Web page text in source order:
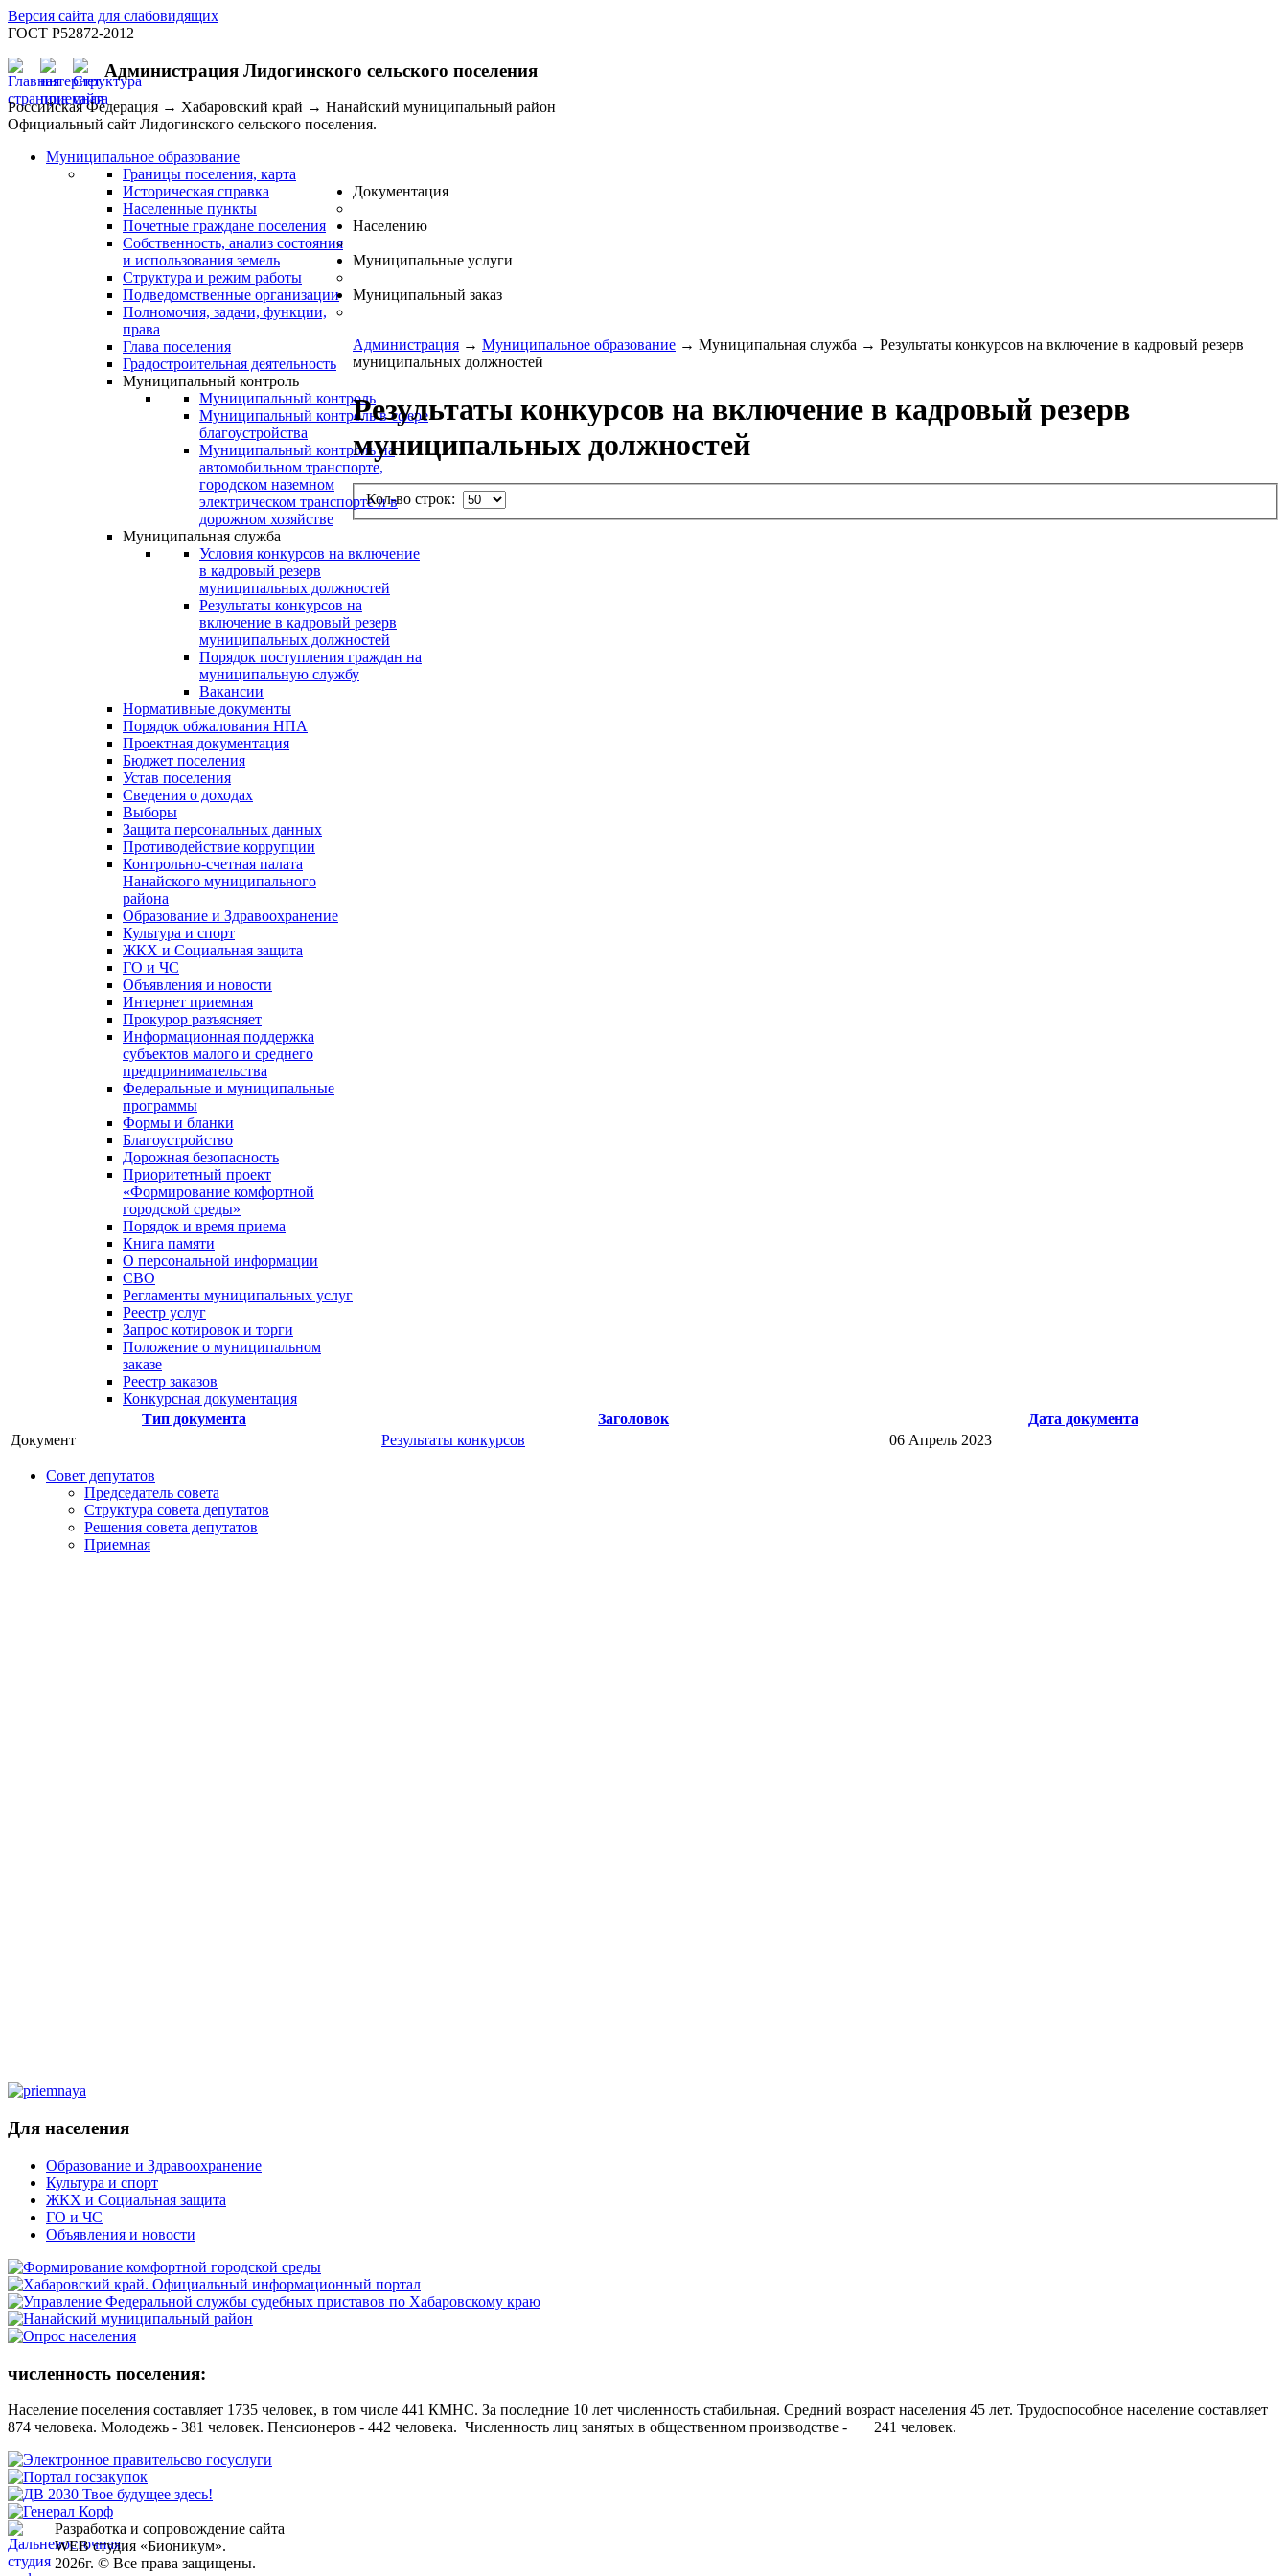
Версия сайта для слабовидящих
ГОСТ Р52872-2012
Администрация Лидогинского сельского поселения
Российская Федерация → Хабаровский край → Нанайский муниципальный район
Официальный сайт Лидогинского сельского поселения.
Муниципальное образование
Границы поселения, карта
Историческая справка
Населенные пункты
Почетные граждане поселения
Собственность, анализ состояния
и использования земель
Структура и режим работы
Подведомственные организации
Полномочия, задачи, функции,
права
Глава поселения
Градостроительная деятельность
Муниципальный контроль
Муниципальный контроль
Муниципальный контроль в сфере
благоустройства
Муниципальный контроль на
автомобильном транспорте,
городском наземном
электрическом транспорте и в
дорожном хозяйстве
Муниципальная служба
Условия конкурсов на включение
в кадровый резерв
муниципальных должностей
Результаты конкурсов на
включение в кадровый резерв
муниципальных должностей
Порядок поступления граждан на
муниципальную службу
Вакансии
Документация
Нормативные документы
Порядок обжалования НПА
Проектная документация
Бюджет поселения
Устав поселения
Сведения о доходах
Выборы
Защита персональных данных
Противодействие коррупции
Контрольно-счетная палата
Нанайского муниципального
района
Населению
Образование и Здравоохранение
Культура и спорт
ЖКХ и Социальная защита
ГО и ЧС
Объявления и новости
Интернет приемная
Прокурор разъясняет
Информационная поддержка
субъектов малого и среднего
предпринимательства
Федеральные и муниципальные
программы
Формы и бланки
Благоустройство
Дорожная безопасность
Приоритетный проект
«Формирование комфортной
городской среды»
Порядок и время приема
Книга памяти
О персональной информации
СВО
Муниципальные услуги
Регламенты муниципальных услуг
Реестр услуг
Муниципальный заказ
Запрос котировок и торги
Положение о муниципальном
заказе
Реестр заказов
Конкурсная документация
Администрация → Муниципальное образование → Муниципальная служба → Результаты конкурсов на включение в кадровый резерв
муниципальных должностей
Результаты конкурсов на включение в кадровый резерв
муниципальных должностей
Кол-во строк:
Тип документа Заголовок
Дата документа
Документ
Результаты конкурсов 06 Апрель 2023
Совет депутатов
Председатель совета
Структура совета депутатов
Решения совета депутатов
Приемная
Для населения
Образование и Здравоохранение
Культура и спорт
ЖКХ и Социальная защита
ГО и ЧС
Объявления и новости
численность поселения:
Население поселения составляет 1735 человек, в том числе 441 КМНС. За последние 10 лет численность стабильная. Средний возраст населения 45 лет. Трудоспособное население составляет
874 человека. Молодежь - 381 человек. Пенсионеров - 442 человека. Численность лиц занятых в общественном производстве - 241 человек.
Разработка и сопровождение сайта
WEB студия «Бионикум».
2026г. © Все права защищены.